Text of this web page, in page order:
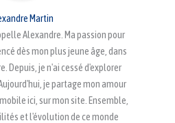
Martin
Alexandre. Ma passion pour
dès mon plus jeune âge, dans
Depuis, je n'ai cessé d'explorer
je partage mon amour
ici, sur mon site. Ensemble,
et l'évolution de ce monde